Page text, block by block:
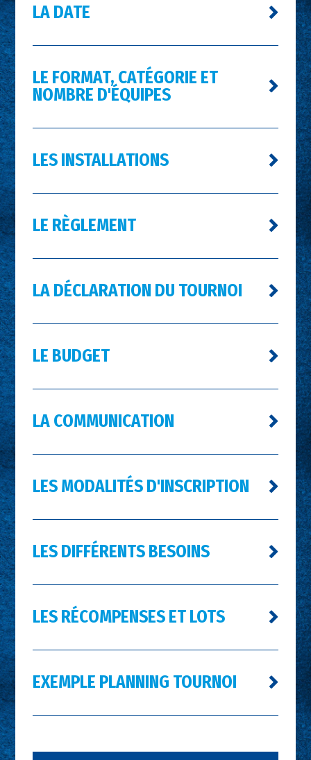
LA DATE
LE FORMAT, CATÉGORIE ET
NOMBRE D'ÉQUIPES
LES INSTALLATIONS
LE RÈGLEMENT
LA DÉCLARATION DU TOURNOI
LE BUDGET
LA COMMUNICATION
LES MODALITÉS D'INSCRIPTION
LES DIFFÉRENTS BESOINS
LES RÉCOMPENSES ET LOTS
EXEMPLE PLANNING TOURNOI